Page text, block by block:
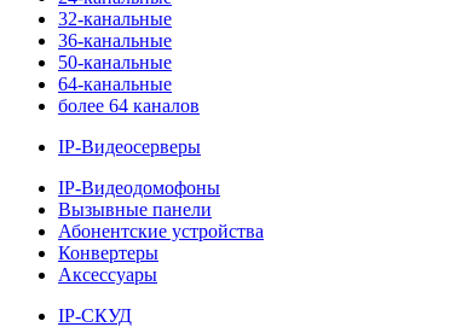
32-канальные
36-канальные
50-канальные
64-канальные
более 64 каналов
IP-Видеосерверы
IP-Видеодомофоны
Вызывные панели
Абонентские устройства
Конвертеры
Аксессуары
IP-СКУД